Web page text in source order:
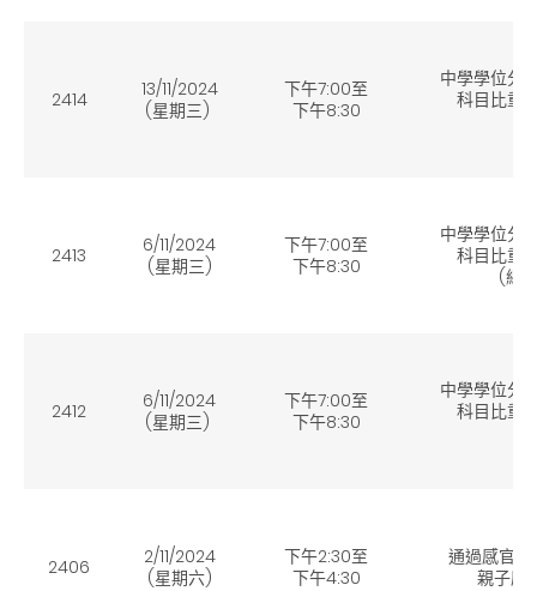
2414
13/11/2024
(星期三)
下午7:00至
下午8:30
中學學位分
科目比重
2413
6/11/2024
(星期三)
下午7:00至
下午8:30
中學學位分
科目比重
(網
2412
6/11/2024
(星期三)
下午7:00至
下午8:30
中學學位分
科目比重
2406
2/11/2024
(星期六)
下午2:30至
下午4:30
通過感官
親子感